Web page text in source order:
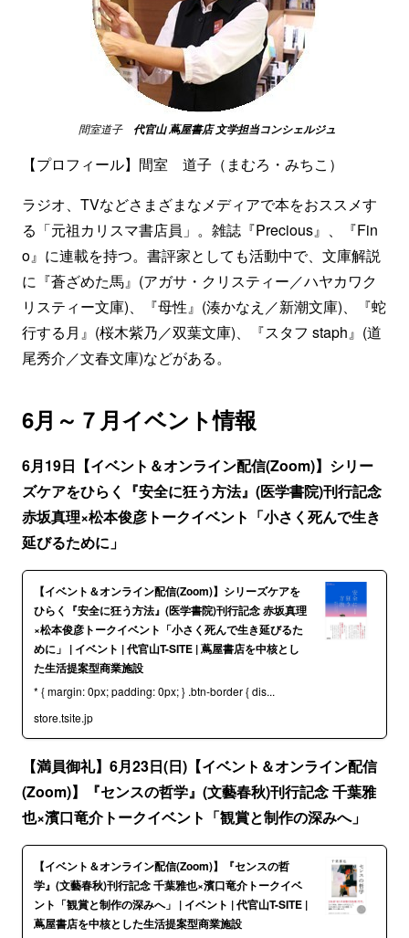
間室道子 代官山 蔦屋書店 文学担当コンシェルジュ
【プロフィール】間室 道子（まむろ・みちこ）
ラジオ、TVなどさまざまなメディアで本をおススメす
る「元祖カリスマ書店員」。雑誌『Precious』、『Fin
o』に連載を持つ。書評家としても活動中で、文庫解説
に『蒼ざめた馬』(アガサ・クリスティー／ハヤカワク
リスティー文庫)、『母性』(湊かなえ／新潮文庫)、『蛇
行する月』(桜木紫乃／双葉文庫)、『スタフ staph』(道
尾秀介／文春文庫)などがある。
6月～７月イベント情報
6月19日【イベント＆オンライン配信(Zoom)】シリー
ズケアをひらく『安全に狂う方法』(医学書院)刊行記念
赤坂真理×松本俊彦トークイベント「小さく死んで生き
延びるために」
【イベント＆オンライン配信(Zoom)】シリーズケアを
ひらく『安全に狂う方法』(医学書院)刊行記念 赤坂真理
×松本俊彦トークイベント「小さく死んで生き延びるた
めに」 | イベント | 代官山T-SITE | 蔦屋書店を中核とし
た生活提案型商業施設
* { margin: 0px; padding: 0px; } .btn-border { dis...
store.tsite.jp
【満員御礼】6月23日(日)【イベント＆オンライン配信
(Zoom)】『センスの哲学』(文藝春秋)刊行記念 千葉雅
也×濱口竜介トークイベント「観賞と制作の深みへ」
【イベント＆オンライン配信(Zoom)】『センスの哲
学』(文藝春秋)刊行記念 千葉雅也×濱口竜介トークイベ
ント「観賞と制作の深みへ」 | イベント | 代官山T-SITE |
蔦屋書店を中核とした生活提案型商業施設